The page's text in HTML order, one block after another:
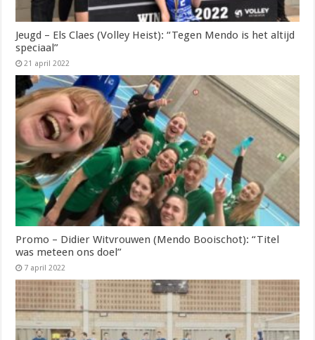
Jeugd – Els Claes (Volley Heist): “Tegen Mendo is het altijd
speciaal”
21 april 2022
Promo – Didier Witvrouwen (Mendo Booischot): “Titel
was meteen ons doel”
7 april 2022